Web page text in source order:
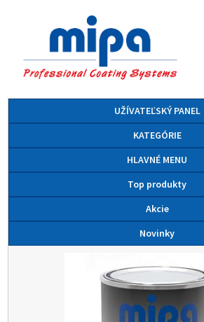
UŽÍVATEĽSKÝ PANEL
KATEGÓRIE
HLAVNÉ MENU
Top produkty
Akcie
Novinky